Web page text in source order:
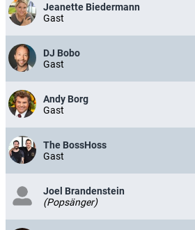
Jeanette Biedermann
Gast
DJ Bobo
Gast
Andy Borg
Gast
The BossHoss
Gast
Joel Brandenstein
(Popsänger)